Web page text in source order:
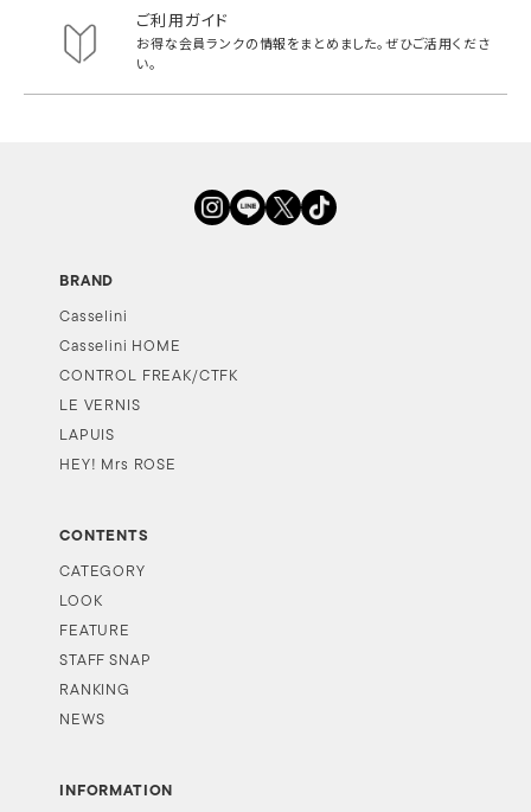
ご利用ガイド
お得な会員ランクの情報をまとめました。ぜひご活用くださ
い。
BRAND
Casselini
Casselini HOME
CONTROL FREAK/CTFK
LE VERNIS
LAPUIS
HEY! Mrs ROSE
CONTENTS
CATEGORY
LOOK
FEATURE
STAFF SNAP
RANKING
NEWS
INFORMATION